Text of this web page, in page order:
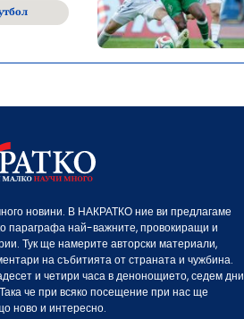
новини. В НАКРАТКО ние ви предлагаме
параграфа най-важните, провокиращи и
Тук ще намерите авторски материали,
на събитията от страната и чужбина.
и четири часа в денонощието, седем дни
че при всяко посещение при нас ще
ново и интересно.